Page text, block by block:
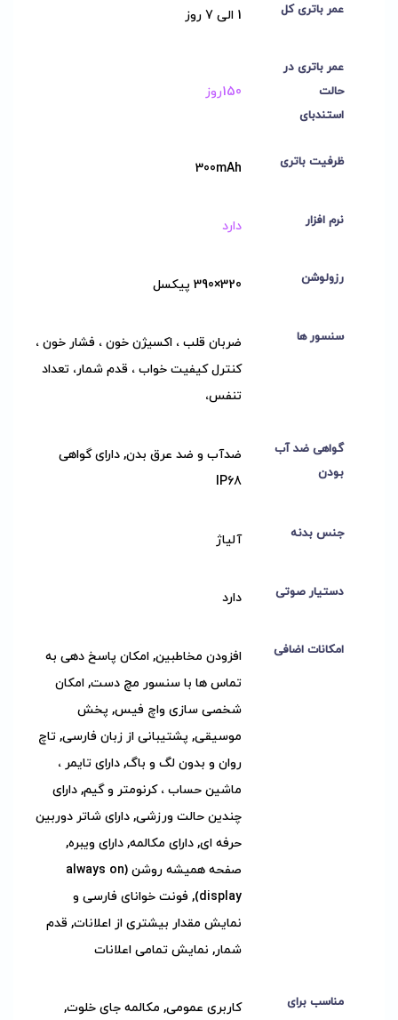
عمر باتری کل 1 الی 7 روز
عمر باتری در
حالت
استندبای
150روز
ظرفیت باتری 300mAh
نرم افزار دارد
رزولوشن 320×390 پیکسل
سنسور ها
ضربان قلب ، اکسیژن خون ، فشار خون ،
کنترل کیفیت خواب ، قدم شمار، تعداد
تنفس،
گواهی ضد آب
بودن
ضدآب و ضد عرق بدن, دارای گواهی
IP68
جنس بدنه آلیاژ
دستیار صوتی دارد
امکانات اضافی
افزودن مخاطبین, امکان پاسخ دهی به
تماس ها با سنسور مچ دست, امکان
شخصی سازی واچ فیس, پخش
موسیقی, پشتیبانی از زبان فارسی, تاچ
روان و بدون لگ و باگ, دارای تایمر ،
ماشین حساب ، کرنومتر و گیم, دارای
چندین حالت ورزشی, دارای شاتر دوربین
حرفه ای, دارای مکالمه, دارای ویبره,
صفحه همیشه روشن (always on
display), فونت خوانای فارسی و
نمایش مقدار بیشتری از اعلانات, قدم
شمار, نمایش تمامی اعلانات
مناسب برای کاربری عمومی, مکالمه جای خلوت,